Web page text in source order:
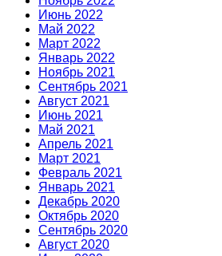
Июнь 2022
Май 2022
Март 2022
Январь 2022
Ноябрь 2021
Сентябрь 2021
Август 2021
Июнь 2021
Май 2021
Апрель 2021
Март 2021
Февраль 2021
Январь 2021
Декабрь 2020
Октябрь 2020
Сентябрь 2020
Август 2020